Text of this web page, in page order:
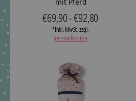
€69,90 - €92,80
*Inkl. MwSt. zzgl.
Versandkosten